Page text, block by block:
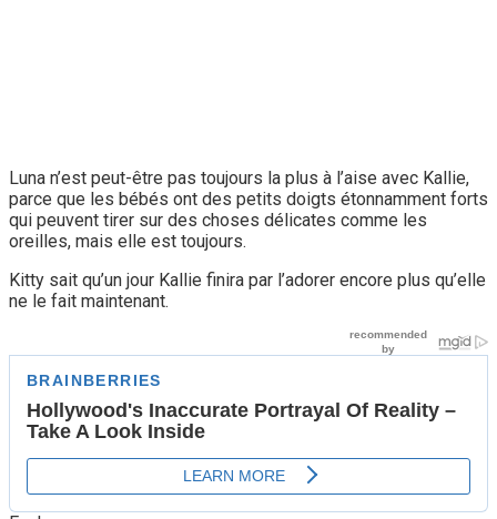
Luna n’est peut-être pas toujours la plus à l’aise avec Kallie,
parce que les bébés ont des petits doigts étonnamment forts
qui peuvent tirer sur des choses délicates comme les
oreilles, mais elle est toujours.
Kitty sait qu’un jour Kallie finira par l’adorer encore plus qu’elle
ne le fait maintenant.